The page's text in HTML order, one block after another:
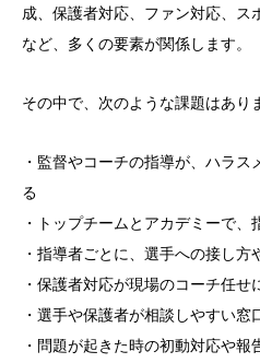
成、保護者対応、ファン対応、
など、多くの要素が関係します。
その中で、次のような課題はあり
・監督やコーチの指導が、ハラ
る
・トップチームとアカデミーで
・指導者ごとに、選手への接し
・保護者対応が現場のコーチ任せ
・選手や保護者が相談しやすい窓
・問題が起きた時の初動対応や